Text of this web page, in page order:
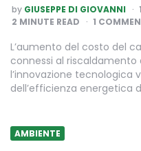
POSTED
BY
by GIUSEPPE DI GIOVANNI
2 MINUTE READ 1
L’aumento del costo del
connessi al
l’innovazione tecnologica
dell’efficienza energetica
AMBIENTE